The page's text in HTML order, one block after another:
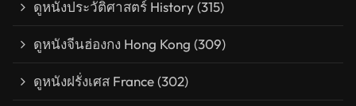
ดูหนังประวัติศาสตร์ History(315)
ดูหนังจีนฮ่องกง Hong Kong (309)
ดูหนังฝรั่งเศส France(302)